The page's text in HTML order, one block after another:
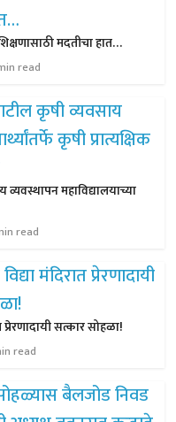
मदतीचा हात…
read
महाविद्यालयाच्या
read
प्रेरणादायी सत्कार सोहळा!
read